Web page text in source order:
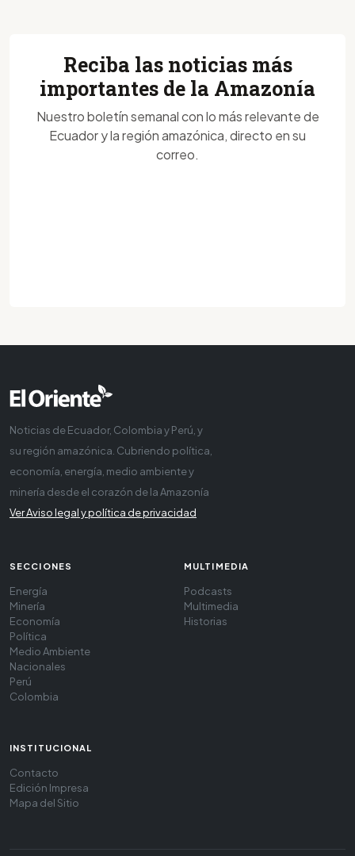
Reciba las noticias más
importantes de la Amazonía
Nuestro boletín semanal con lo más relevante de
Ecuador y la región amazónica, directo en su
correo.
Noticias de Ecuador, Colombia y Perú, y
su región amazónica. Cubriendo política,
economía, energía, medio ambiente y
minería desde el corazón de la Amazonía
Ver Aviso legal y política de privacidad
SECCIONES
Energía
Minería
Economía
Política
Medio Ambiente
Nacionales
Perú
Colombia
MULTIMEDIA
Podcasts
Multimedia
Historias
INSTITUCIONAL
Contacto
Edición Impresa
Mapa del Sitio